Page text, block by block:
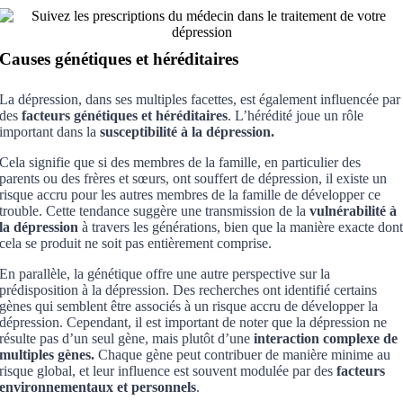
Causes génétiques et héréditaires
La dépression, dans ses multiples facettes, est également influencée par
desfacteurs génétiques et héréditaires. L’hérédité joue un rôle
important dans lasusceptibilité à la dépression.
Cela signifie que si des membres de la famille, en particulier des
parents ou des frères et sœurs, ont souffert de dépression, il existe un
risque accru pour les autres membres de la famille de développer ce
trouble. Cette tendance suggère une transmission de lavulnérabilité à
la dépression à travers les générations, bien que la manière exacte dont
cela se produit ne soit pas entièrement comprise.
En parallèle, la génétique offre une autre perspective sur la
prédisposition à la dépression. Des recherches ont identifié certains
gènes qui semblent être associés à un risque accru de développer la
dépression. Cependant, il est important de noter que la dépression ne
résulte pas d’un seul gène, mais plutôt d’uneinteraction complexe de
multiples gènes.Chaque gène peut contribuer de manière minime au
risque global, et leur influence est souvent modulée par desfacteurs
environnementaux et personnels.